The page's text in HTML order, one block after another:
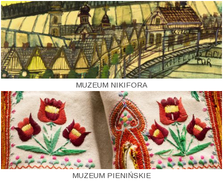
MUZEUM NIKIFORA
MUZEUM PIENIŃSKIE